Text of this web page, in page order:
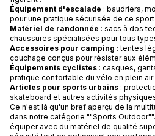
Équipement d'escalade : baudriers,
pour une pratique sécurisée de ce
Matériel de randonnée : sacs à dos
chaussures spécialisées pour tous
Accessoires pour camping : tentes
couchage conçus pour résister aux
Équipements cyclistes : casques,
pratique confortable du vélo en plein air
Articles pour sports urbains :
skateboard et autres activités
Ce n'est là qu'un bref aperçu de la
dans notre catégorie ""Sports
équiper avec du matériel de qualité